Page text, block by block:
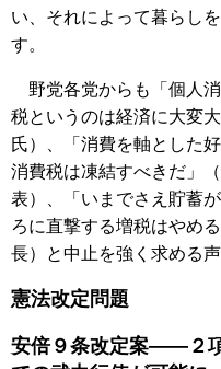
い、それによって暮らし
す。
野党各党からも「個人
税というのは経済に大変
氏）、「消費を軸とした
消費税は凍結すべきだ」
表）、「いまでさえ貯蓄
ろに直撃する増税はやめ
長）と中止を強く求める
憲法改定問題
安倍９条改定案――２